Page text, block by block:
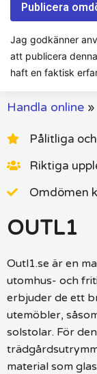
Jag godkänner
att publicera
haft en faktisk
Handla online »
Pålitliga
Riktiga
Omdömen
OUTL1
Outl1.se är en
utomhus- och
erbjuder de ett
utemöbler,
solstolar. För
material som